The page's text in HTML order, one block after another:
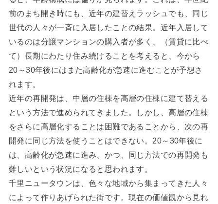
前のまち開き時にも、近年の建替えラッシュでも、同じ
世代の人々が一斉に入居したことの結果。近年入居して
いるのは分譲マンションの購入者が多く、（賃貸に比べ
て）長期にわたり住み続けることを考えると、今から
20～30年後にはまた高齢化が急速に進むことが予想さ
れます。
近年の再開発は、中層の住棟を高層の住棟に建て替える
という方法で進められてきました。しかし、高層の住棟
をさらに高層化することは困難であることから、次の再
開発に同じ方法を使うことはできない。20～30年後に
は、高齢化が急速に進み、かつ、同じ方法での再開発も
難しいという状況になると思われます。
千里ニュータウンは、色々な地域から集まってきた人々
によって作りあげられた街です。現在の価値観から見れ